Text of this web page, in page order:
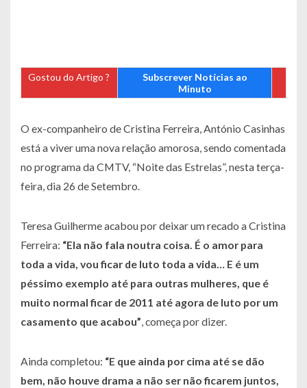
Gostou do Artigo ?
Subscrever Notícias ao
Minuto
O ex-companheiro de Cristina Ferreira, António Casinhas
está a viver uma nova relação amorosa, sendo comentada
no programa da CMTV, “Noite das Estrelas”, nesta terça-
feira, dia 26 de Setembro.
Teresa Guilherme acabou por deixar um recado a Cristina
Ferreira: “Ela não fala noutra coisa. É o amor para
toda a vida, vou ficar de luto toda a vida… E é um
péssimo exemplo até para outras mulheres, que é
muito normal ficar de 2011 até agora de luto por um
casamento que acabou”, começa por dizer.
Ainda completou: “E que ainda por cima até se dão
bem, não houve drama a não ser não ficarem juntos,